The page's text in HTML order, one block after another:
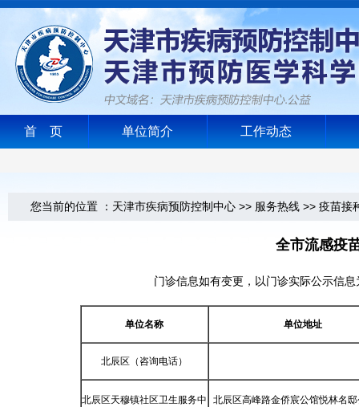
首 页 单位简介 工作动态
您当前的位置 ： 天津市疾病预防控制中心 >> 服务热线 >> 疫苗接
全市流感疫
门诊信息如有变更，以门诊实际公示信
单位名称 单位地址
北辰区（咨询电话）
北辰区天穆镇社区卫生服务中
北辰区高峰路金侨宸公馆悦林名